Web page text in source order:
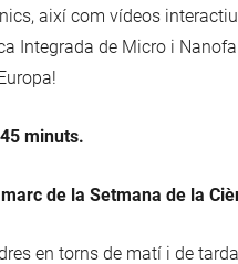
així com vídeos
Integrada de Micro i
minuts.
de la Setmana de la
en torns de matí i de